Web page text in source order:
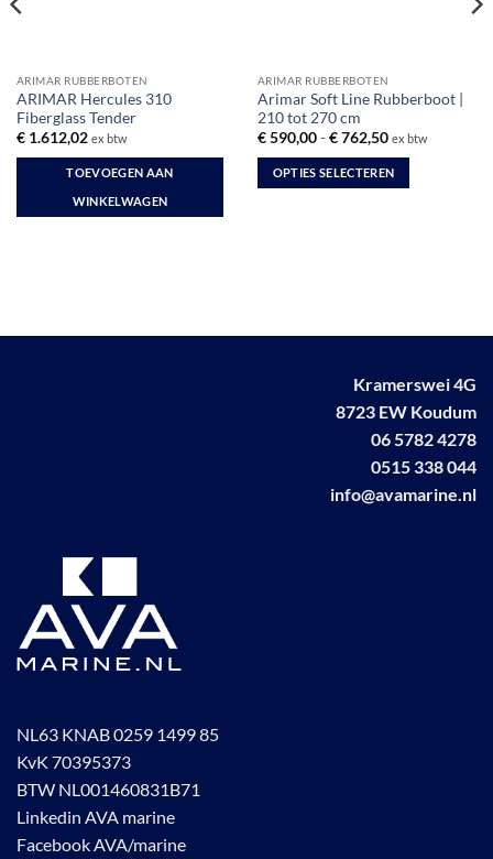
ARIMAR RUBBERBOTEN
ARIMAR Hercules 310
Fiberglass Tender
€1.612,02 ex btw
TOEVOEGEN AAN
WINKELWAGEN
ARIMAR RUBBERBOTEN
Arimar Soft Line Rubberboot |
210 tot 270 cm
€590,00 - €762,50Prijsklasse:
tot
€ 762,50
ex btw
OPTIES SELECTEREN
optie
Kramerswei 4G
8723 EW Koudum
06 5782 4278
0515 338 044
info@avamarine.nl
NL63 KNAB 0259 1499 85
KvK 70395373
BTW NL001460831B71
Linkedin AVA marine
Facebook AVA/marine